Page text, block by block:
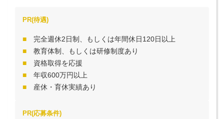
PR(待遇)
完全週休2日制、もしくは年間休日120日以上
教育体制、もしくは研修制度あり
資格取得を応援
年収600万円以上
産休・育休実績あり
PR(応募条件)